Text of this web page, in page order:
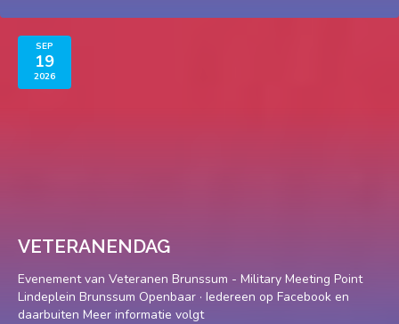
SEP
19
2026
VETERANENDAG
Evenement van Veteranen Brunssum - Military Meeting Point
Lindeplein Brunssum Openbaar · Iedereen op Facebook en
daarbuiten Meer informatie volgt